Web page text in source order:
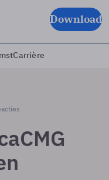
Download
Carrière